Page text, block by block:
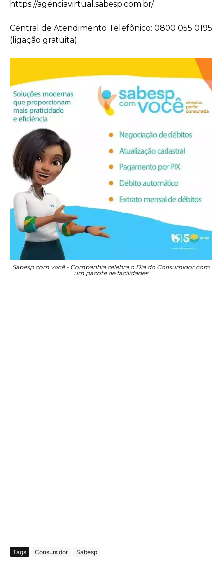
https://agenciavirtual.sabesp.com.br/
Central de Atendimento Telefônico: 0800 055 0195
(ligação gratuita)
Sabesp com você - Companhia celebra o Dia do Consumidor com
um pacote de facilidades
Tags Consumidor Sabesp